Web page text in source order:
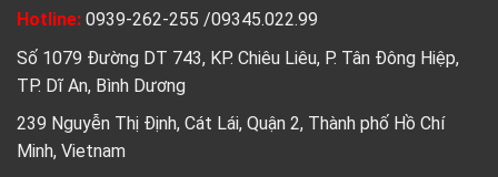
Hotline: 0939-262-255 /09345.022.99
Số 1079 Đường DT 743, KP. Chiêu Liêu, P. Tân Đông Hiệp,
TP. Dĩ An, Bình Dương
239 Nguyễn Thị Định, Cát Lái, Quận 2, Thành phố Hồ Chí
Minh, Vietnam